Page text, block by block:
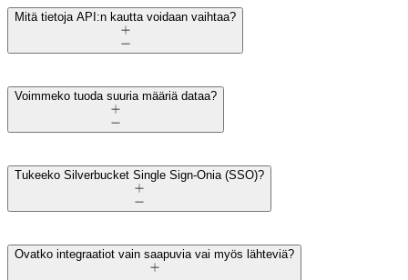
Mitä tietoja API:n kautta voidaan vaihtaa?
Voimmeko tuoda suuria määriä dataa?
Tukeeko Silverbucket Single Sign-Onia (SSO)?
Ovatko integraatiot vain saapuvia vai myös lähteviä?